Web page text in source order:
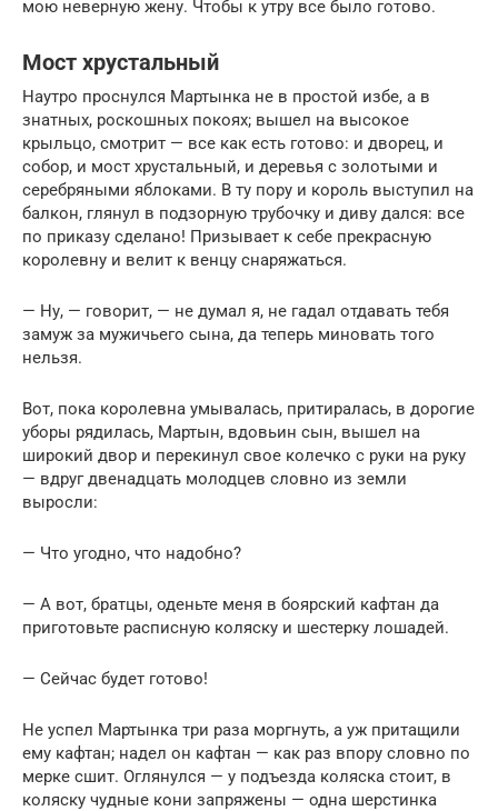
мою неверную жену. Чтобы к утру все было готово.
Мост хрустальный
Наутро проснулся Мартынка не в простой избе, а в
знатных, роскошных покоях; вышел на высокое
крыльцо, смотрит — все как есть готово: и дворец, и
собор, и мост хрустальный, и деревья с золотыми и
серебряными яблоками. В ту пору и король выступил на
балкон, глянул в подзорную трубочку и диву дался: все
по приказу сделано! Призывает к себе прекрасную
королевну и велит к венцу снаряжаться.
— Ну, — говорит, — не думал я, не гадал отдавать тебя
замуж за мужичьего сына, да теперь миновать того
нельзя.
Вот, пока королевна умывалась, притиралась, в дорогие
уборы рядилась, Мартын, вдовьин сын, вышел на
широкий двор и перекинул свое колечко с руки на руку
— вдруг двенадцать молодцев словно из земли
выросли:
— Что угодно, что надобно?
— А вот, братцы, оденьте меня в боярский кафтан да
приготовьте расписную коляску и шестерку лошадей.
— Сейчас будет готово!
Не успел Мартынка три раза моргнуть, а уж притащили
ему кафтан; надел он кафтан — как раз впору словно по
мерке сшит. Оглянулся — у подъезда коляска стоит, в
коляску чудные кони запряжены — одна шерстинка